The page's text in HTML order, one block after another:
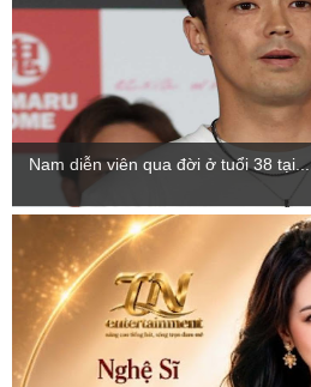
Nam diễn viên qua đời ở tuổi 38 tại...